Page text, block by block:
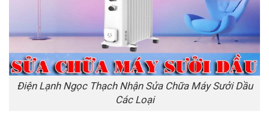
Điện Lạnh Ngọc Thạch Nhận Sửa Chữa Máy Sưởi Dầu
Các Loại